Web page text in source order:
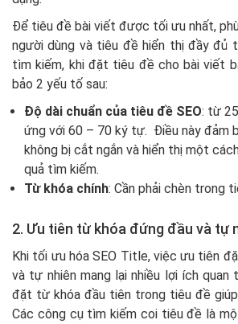
Để tiêu đề bài viết được tối ưu nhất,
người dùng và tiêu đề hiển thị đầy đủ
tìm kiếm, khi đặt tiêu đề cho bài viết
bảo 2 yếu tố sau:
Độ dài chuẩn của tiêu đề SEO: từ
ứng với 60 – 70 ký tự. Điều này đảm
không bị cắt ngắn và hiển thị một
quả tìm kiếm.
Từ khóa chính: Cần phải chèn trong
2. Ưu tiên từ khóa đứng đầu và tự
Khi tối ưu hóa SEO Title, việc ưu tiên
và tự nhiên mang lại nhiều lợi ích quan
đặt từ khóa đầu tiên trong tiêu đề giúp
Các công cụ tìm kiếm coi tiêu đề là